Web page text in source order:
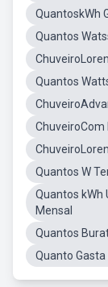
QuantoskWh
Quantos
Quantos
Quantos W
Quantos kWh
Mensal
Quantos
Quanto Gasta